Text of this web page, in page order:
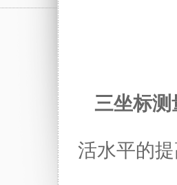
三坐标测
活水平的